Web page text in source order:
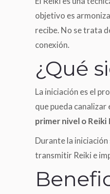
objetivo es
recibe. No se trata
conexión.
¿Qué
La iniciación es el
que pueda
primer nivel o Reiki I
Durante la
transmitir Reiki e